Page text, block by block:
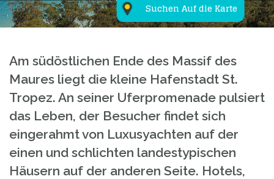
Suchen Auf die Karte
Am südöstlichen Ende des Massif des
Maures liegt die kleine Hafenstadt St.
Tropez. An seiner Uferpromenade pulsiert
das Leben, der Besucher findet sich
eingerahmt von Luxusyachten auf der
einen und schlichten landestypischen
Häusern auf der anderen Seite. Hotels,